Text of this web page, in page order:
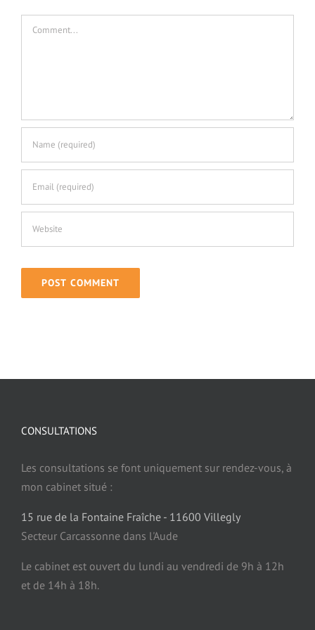
Position du centre de formation
CONSULTATIONS
Les consultations se font uniquement sur rendez-vous, à
mon cabinet situé :
15 rue de la Fontaine Fraîche - 11600 Villegly
Secteur Carcassonne dans l'Aude
Le cabinet est ouvert du lundi au vendredi de 9h à 12h
et de 14h à 18h.